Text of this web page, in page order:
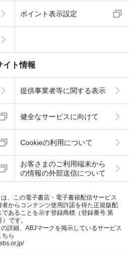
ポイント表示設定
イト情報
提供事業者等に関する表示
健全なサービスに向けて
Cookieの利用について
お客さまのご利用端末から
の情報の外部送信について
、この電子書店・電子書籍配信サービス
者からコンテンツ使用許諾を得た正規版配
であることを示す登録商標（登録番号 第
です。
詳細、ABJマークを掲示しているサービス
ちら